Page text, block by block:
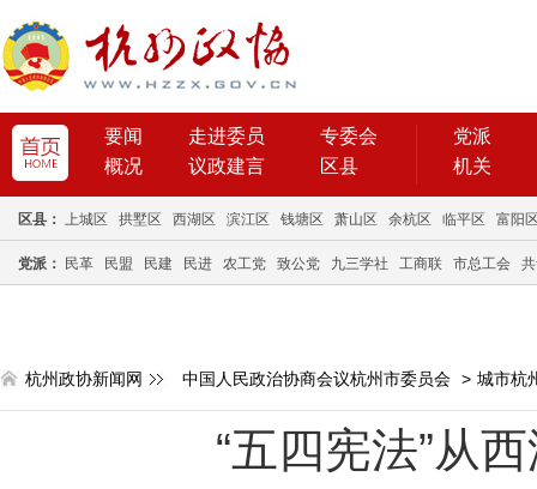
要闻 走进委员
专委会
概况
议政建言 区县
党派
机关
区县： 上城区 拱墅区 西湖区 滨江区 钱塘区 萧山区 余杭区 临平区 富阳
党派： 民革 民盟 民建 民进 农工党 致公党 九三学社 工商联 市总工会
杭州政协新闻网 中国人民政治协商会议杭州市委员会 > 城市杭
“五四宪法”从